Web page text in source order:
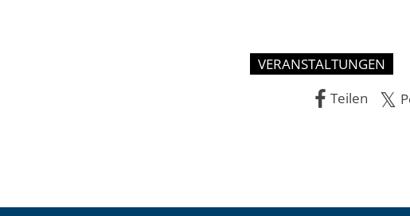
VERANSTALTUNGEN
Teilen